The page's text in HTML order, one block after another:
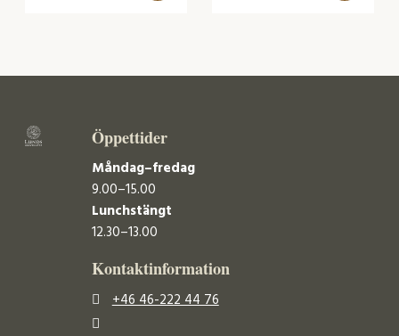
Öppettider
Måndag–fredag
9.00–15.00
Lunchstängt
12.30–13.00
Kontaktinformation
+46 46-222 44 76